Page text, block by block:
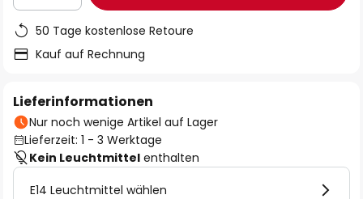
50 Tage kostenlose Retoure
Kauf auf Rechnung
Lieferinformationen
Nur noch wenige Artikel auf Lager
Lieferzeit: 1 - 3 Werktage
Kein Leuchtmittel enthalten
E14 Leuchtmittel wählen